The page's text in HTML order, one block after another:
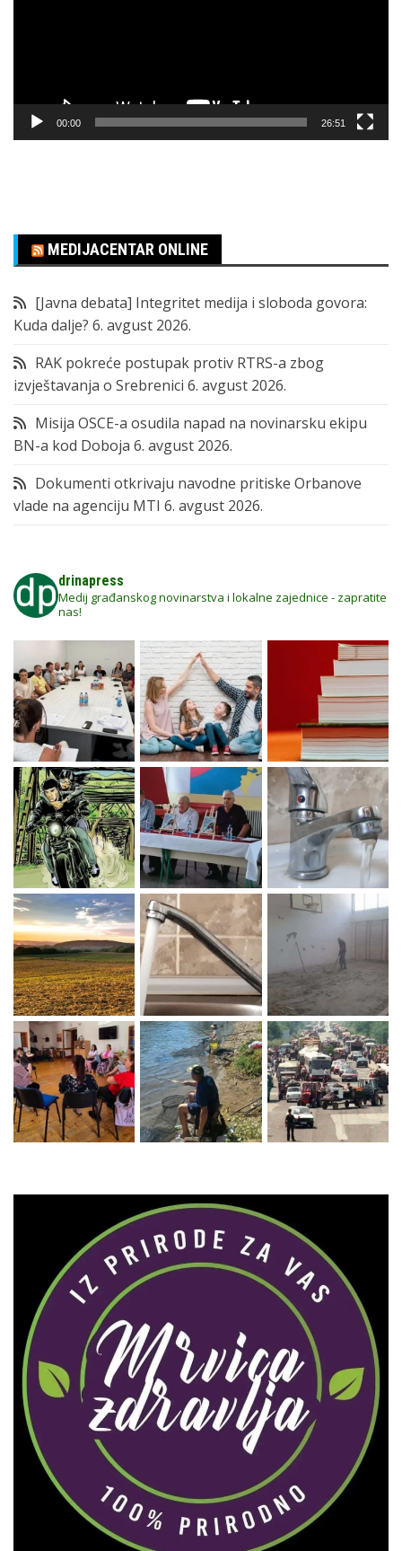
00:00 26:51
MEDIJACENTAR ONLINE
[Javna debata] Integritet medija i sloboda govora:
Kuda dalje? 6. avgust 2026.
RAK pokreće postupak protiv RTRS-a zbog
izvještavanja o Srebrenici 6. avgust 2026.
Misija OSCE-a osudila napad na novinarsku ekipu
BN-a kod Doboja 6. avgust 2026.
Dokumenti otkrivaju navodne pritiske Orbanove
vlade na agenciju MTI 6. avgust 2026.
drinapress
Medij građanskog novinarstva i lokalne zajednice - zapratite
nas!